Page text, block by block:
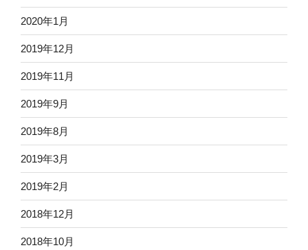
2020年1月
2019年12月
2019年11月
2019年9月
2019年8月
2019年3月
2019年2月
2018年12月
2018年10月